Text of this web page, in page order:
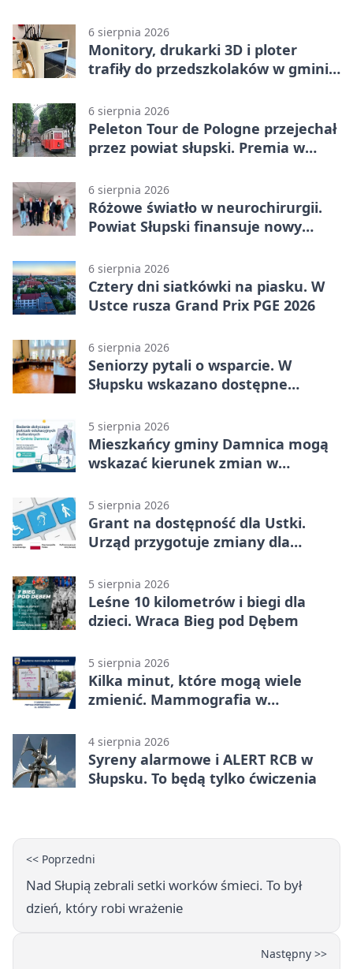
6 sierpnia 2026
Monitory, drukarki 3D i ploter
trafiły do przedszkolaków w gminie
6 sierpnia 2026
Peleton Tour de Pologne przejechał
przez powiat słupski. Premia w
6 sierpnia 2026
Różowe światło w neurochirurgii.
Powiat Słupski finansuje nowy
6 sierpnia 2026
Cztery dni siatkówki na piasku. W
Ustce rusza Grand Prix PGE 2026
6 sierpnia 2026
Seniorzy pytali o wsparcie. W
Słupsku wskazano dostępne
5 sierpnia 2026
Mieszkańcy gminy Damnica mogą
wskazać kierunek zmian w
5 sierpnia 2026
Grant na dostępność dla Ustki.
Urząd przygotuje zmiany dla
5 sierpnia 2026
Leśne 10 kilometrów i biegi dla
dzieci. Wraca Bieg pod Dębem
5 sierpnia 2026
Kilka minut, które mogą wiele
zmienić. Mammografia w
4 sierpnia 2026
Syreny alarmowe i ALERT RCB w
Słupsku. To będą tylko ćwiczenia
<< Poprzedni
Nad Słupią zebrali setki worków śmieci. To był
dzień, który robi wrażenie
Następny >>